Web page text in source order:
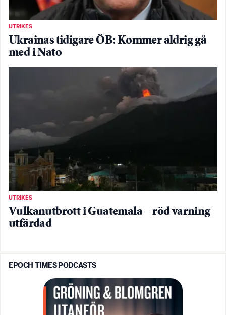
UTRIKES
Ukrainas tidigare ÖB: Kommer aldrig gå
med i Nato
UTRIKES
Vulkanutbrott i Guatemala – röd varning
utfärdad
EPOCH TIMES PODCASTS